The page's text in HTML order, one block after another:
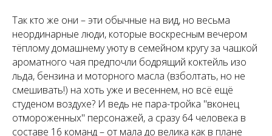
Так кто же они – эти обычные на вид, но весьма
неординарные люди, которые воскресным вечером
тёплому домашнему уюту в семейном кругу за чашкой
ароматного чая предпочли бодрящий коктейль изо
льда, бензина и моторного масла (взболтать, но не
смешивать!) на хоть уже и весеннем, но всё ещё
студеном воздухе? И ведь не пара-тройка "вконец
отмороженных" персонажей, а сразу 64 человека в
составе 16 команд – от мала до велика как в плане